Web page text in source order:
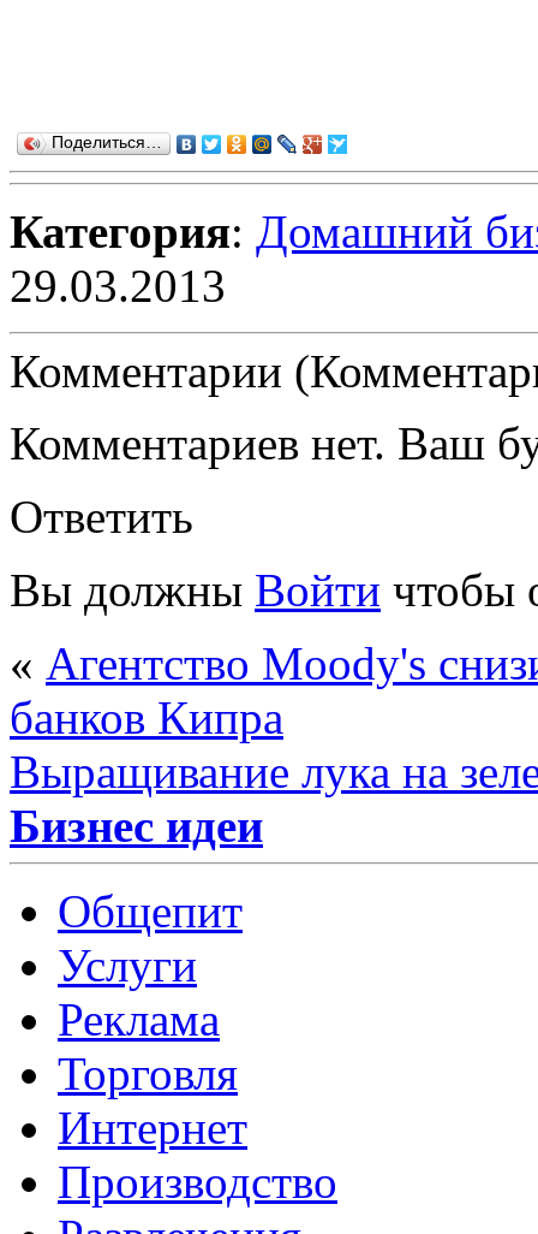
Поделиться…
Категория: Домашний
29.03.2013
Комментарии
Комментариев нет. Ваш
Ответить
Вы должны Войти чтобы
« Агентство Moody's
банков Кипра
Выращивание лука на
Бизнес идеи
Общепит
Услуги
Реклама
Торговля
Интернет
Производство